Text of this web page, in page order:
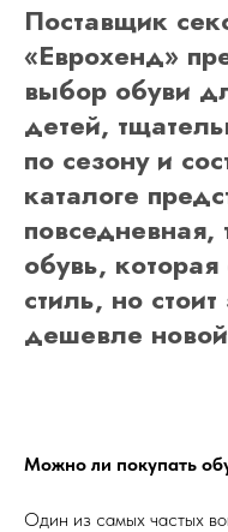
Поставщик
«Еврохенд»
выбор обуви
детей,
по сезону и
каталоге
обувь, которая
стиль, но
дешевле
Можно ли покупать
Один из самых частых